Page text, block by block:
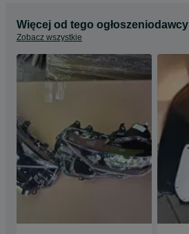
Więcej od tego ogłoszeniodawcy
Zobacz wszystkie